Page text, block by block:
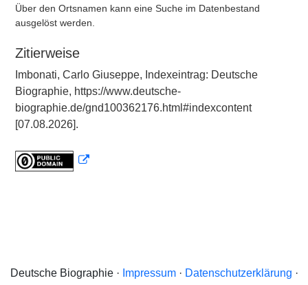
Über den Ortsnamen kann eine Suche im Datenbestand
ausgelöst werden.
Zitierweise
Imbonati, Carlo Giuseppe, Indexeintrag: Deutsche
Biographie, https://www.deutsche-
biographie.de/gnd100362176.html#indexcontent
[07.08.2026].
Deutsche Biographie · Impressum· Datenschutzerklärung ·